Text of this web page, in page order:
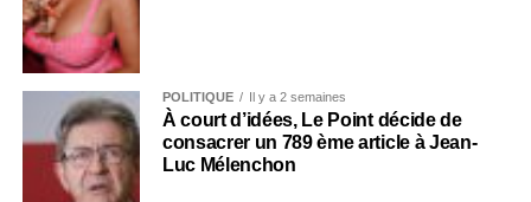
POLITIQUE Il y a 2 semaines
À court d’idées, Le Point décide de
consacrer un 789 ème article à Jean-
Luc Mélenchon